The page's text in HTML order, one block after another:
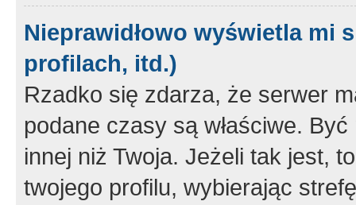
Nieprawidłowo wyświetla mi
profilach, itd.)
Rzadko się zdarza, że serwer
podane czasy są właściwe.
innej niż Twoja. Jeżeli tak jest,
twojego profilu, wybierając